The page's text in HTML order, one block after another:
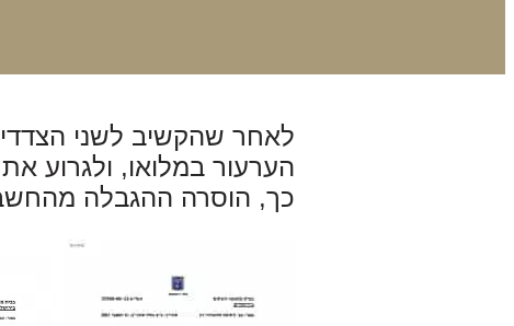
לאחר שהקשיב לשני
הערעור במלואו, ולגרוע
כך, הוסרה ההגבלה